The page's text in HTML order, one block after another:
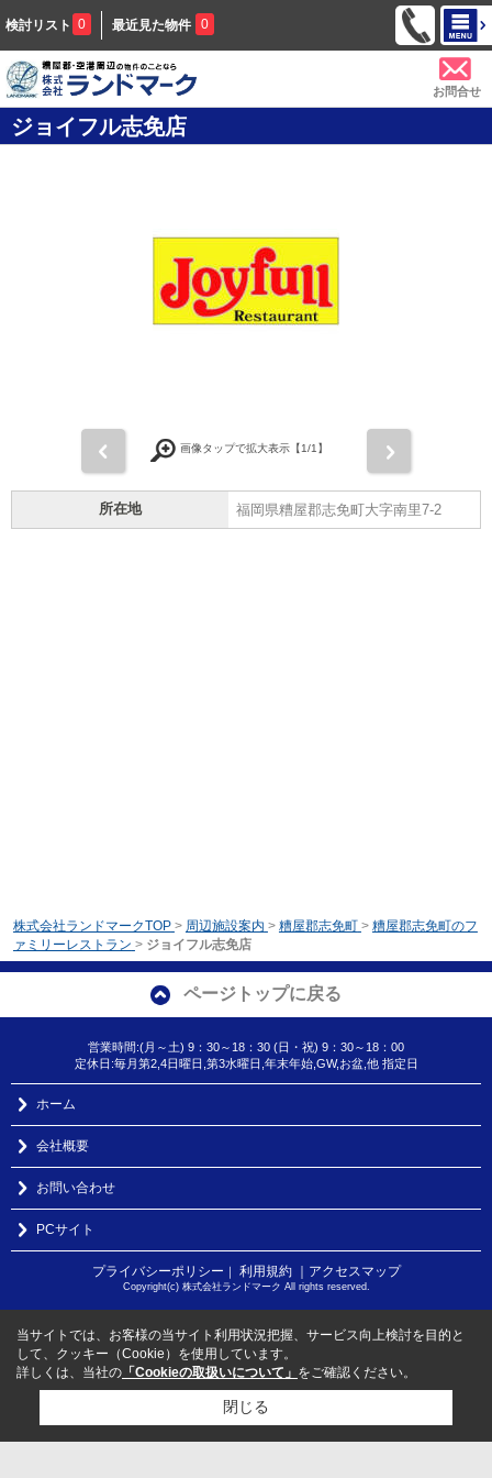
検討リスト 0 最近見た物件 0
お問合せ
ジョイフル志免店
画像タップで拡大表示【1/1】
所在地 福岡県糟屋郡志免町大字南里7-2
株式会社ランドマークTOP > 周辺施設案内 > 糟屋郡志免町 > 糟屋郡志免町のフ
ァミリーレストラン > ジョイフル志免店
ページトップに戻る
営業時間:(月～土) 9：30～18：30 (日・祝) 9：30～18：00
定休日:毎月第2,4日曜日,第3水曜日,年末年始,GW,お盆,他 指定日
ホーム
会社概要
お問い合わせ
PCサイト
プライバシーポリシー ｜ 利用規約 ｜アクセスマップ
Copyright(c) 株式会社ランドマーク All rights reserved.
当サイトでは、お客様の当サイト利用状況把握、サービス向上検討を目的と
して、クッキー（Cookie）を使用しています。
詳しくは、当社の 「Cookieの取扱いについて」 をご確認ください。
閉じる